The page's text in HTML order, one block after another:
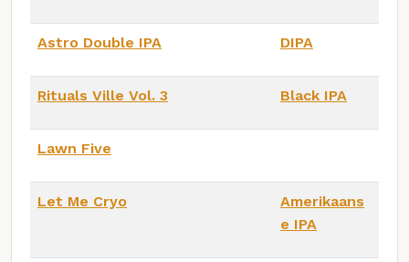
Astro Double IPA DIPA
Rituals Ville Vol. 3 Black IPA
Lawn Five
Let Me Cryo
Amerikaans
e IPA